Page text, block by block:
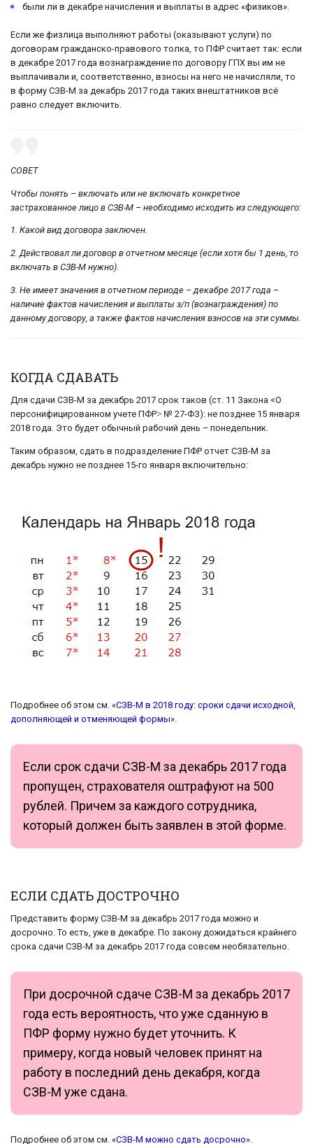
были ли в декабре начисления и выплаты в адрес «физиков».
Если же физлица выполняют работы (оказывают услуги) по
договорам гражданско-правового толка, то ПФР считает так: если
в декабре 2017 года вознаграждение по договору ГПХ вы им не
выплачивали и, соответственно, взносы на него не начисляли, то
в форму СЗВ-М за декабрь 2017 года таких внештатников всё
равно следует включить.
СОВЕТ
Чтобы понять – включать или не включать конкретное
застрахованное лицо в СЗВ-М – необходимо исходить из следующего:
1. Какой вид договора заключен.
2. Действовал ли договор в отчетном месяце (если хотя бы 1 день, то
включать в СЗВ-М нужно).
3. Не имеет значения в отчетном периоде – декабре 2017 года –
наличие фактов начисления и выплаты з/п (вознаграждения) по
данному договору, а также фактов начисления взносов на эти суммы.
КОГДА СДАВАТЬ
Для сдачи СЗВ-М за декабрь 2017 срок таков (ст. 11 Закона <О
персонифицированном учете ПФР˃ № 27-ФЗ): не позднее 15 января
2018 года. Это будет обычный рабочий день – понедельник.
Таким образом, сдать в подразделение ПФР отчет СЗВ-М за
декабрь нужно не позднее 15-го января включительно:
Подробнее об этом см. «СЗВ-М в 2018 году: сроки сдачи исходной,
дополняющей и отменяющей формы».
Если срок сдачи СЗВ-М за декабрь 2017 года
пропущен, страхователя оштрафуют на 500
рублей. Причем за каждого сотрудника,
который должен быть заявлен в этой форме.
ЕСЛИ СДАТЬ ДОСТРОЧНО
Представить форму СЗВ-М за декабрь 2017 года можно и
досрочно. То есть, уже в декабре. По закону дожидаться крайнего
срока сдачи СЗВ-М за декабрь 2017 года совсем необязательно.
При досрочной сдаче СЗВ-М за декабрь 2017
года есть вероятность, что уже сданную в
ПФР форму нужно будет уточнить. К
примеру, когда новый человек принят на
работу в последний день декабря, когда
СЗВ-М уже сдана.
Подробнее об этом см. «СЗВ-М можно сдать досрочно».